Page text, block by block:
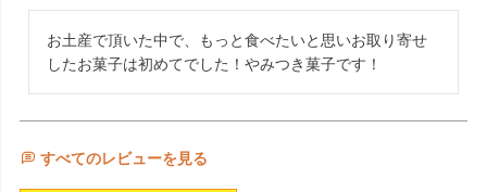
お土産で頂いた中で、もっと食べたいと思いお取り寄せ
したお菓子は初めてでした！やみつき菓子です！
すべてのレビューを見る